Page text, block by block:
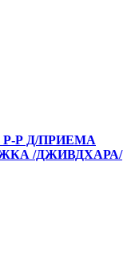
Р Д/ПРИЕМА
/ДЖИВДХАРА/